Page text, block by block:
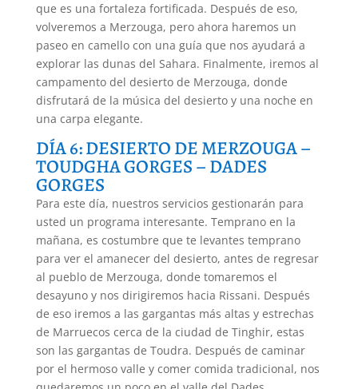
que es una fortaleza fortificada. Después de eso,
volveremos a Merzouga, pero ahora haremos un
paseo en camello con una guía que nos ayudará a
explorar las dunas del Sahara. Finalmente, iremos al
campamento del desierto de Merzouga, donde
disfrutará de la música del desierto y una noche en
una carpa elegante.
DÍA 6: DESIERTO DE MERZOUGA –
TOUDGHA GORGES – DADES
GORGES
Para este día, nuestros servicios gestionarán para
usted un programa interesante. Temprano en la
mañana, es costumbre que te levantes temprano
para ver el amanecer del desierto, antes de regresar
al pueblo de Merzouga, donde tomaremos el
desayuno y nos dirigiremos hacia Rissani. Después
de eso iremos a las gargantas más altas y estrechas
de Marruecos cerca de la ciudad de Tinghir, estas
son las gargantas de Toudra. Después de caminar
por el hermoso valle y comer comida tradicional, nos